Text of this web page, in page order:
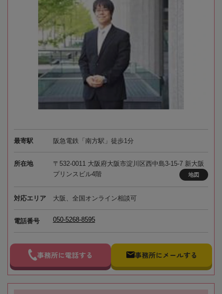
最寄駅 阪急電鉄「南方駅」徒歩1分
所在地
〒532-0011 大阪府大阪市淀川区西中島3-15-7 新大阪
プリンスビル4階
地図
対応エリア 大阪、全国オンライン相談可
電話番号 050-5268-8595
事務所に電話する 事務所にメールする